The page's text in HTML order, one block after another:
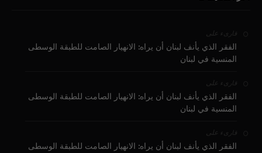
قارىء على
الفقر الذي يأنف لبنان أن يراه: الانهيار الصامت للطبقة الوسطى
المنسية في لبنان
قارىء على
الفقر الذي يأنف لبنان أن يراه: الانهيار الصامت للطبقة الوسطى
المنسية في لبنان
قارىء على
الفقر الذي يأنف لبنان أن يراه: الانهيار الصامت للطبقة الوسطى